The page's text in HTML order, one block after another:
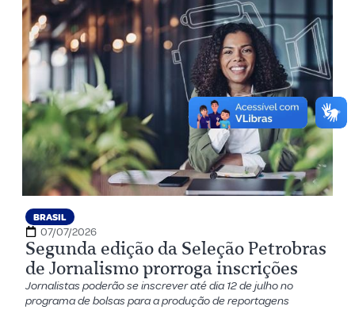
BRASIL
07/07/2026
Segunda edição da Seleção Petrobras
de Jornalismo prorroga inscrições
Jornalistas poderão se inscrever até dia 12 de julho no
programa de bolsas para a produção de reportagens